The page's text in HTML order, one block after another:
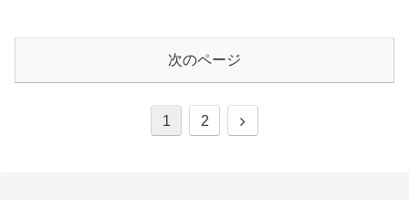
次のページ
1 2